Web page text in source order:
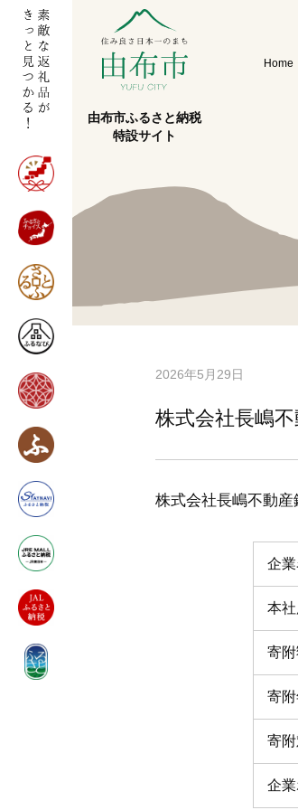
由布市ふるさと納税
特設サイト
Home
2026年5月29日
株式会社長嶋
株式会社長嶋不動
企業
本
寄
寄附
寄
企